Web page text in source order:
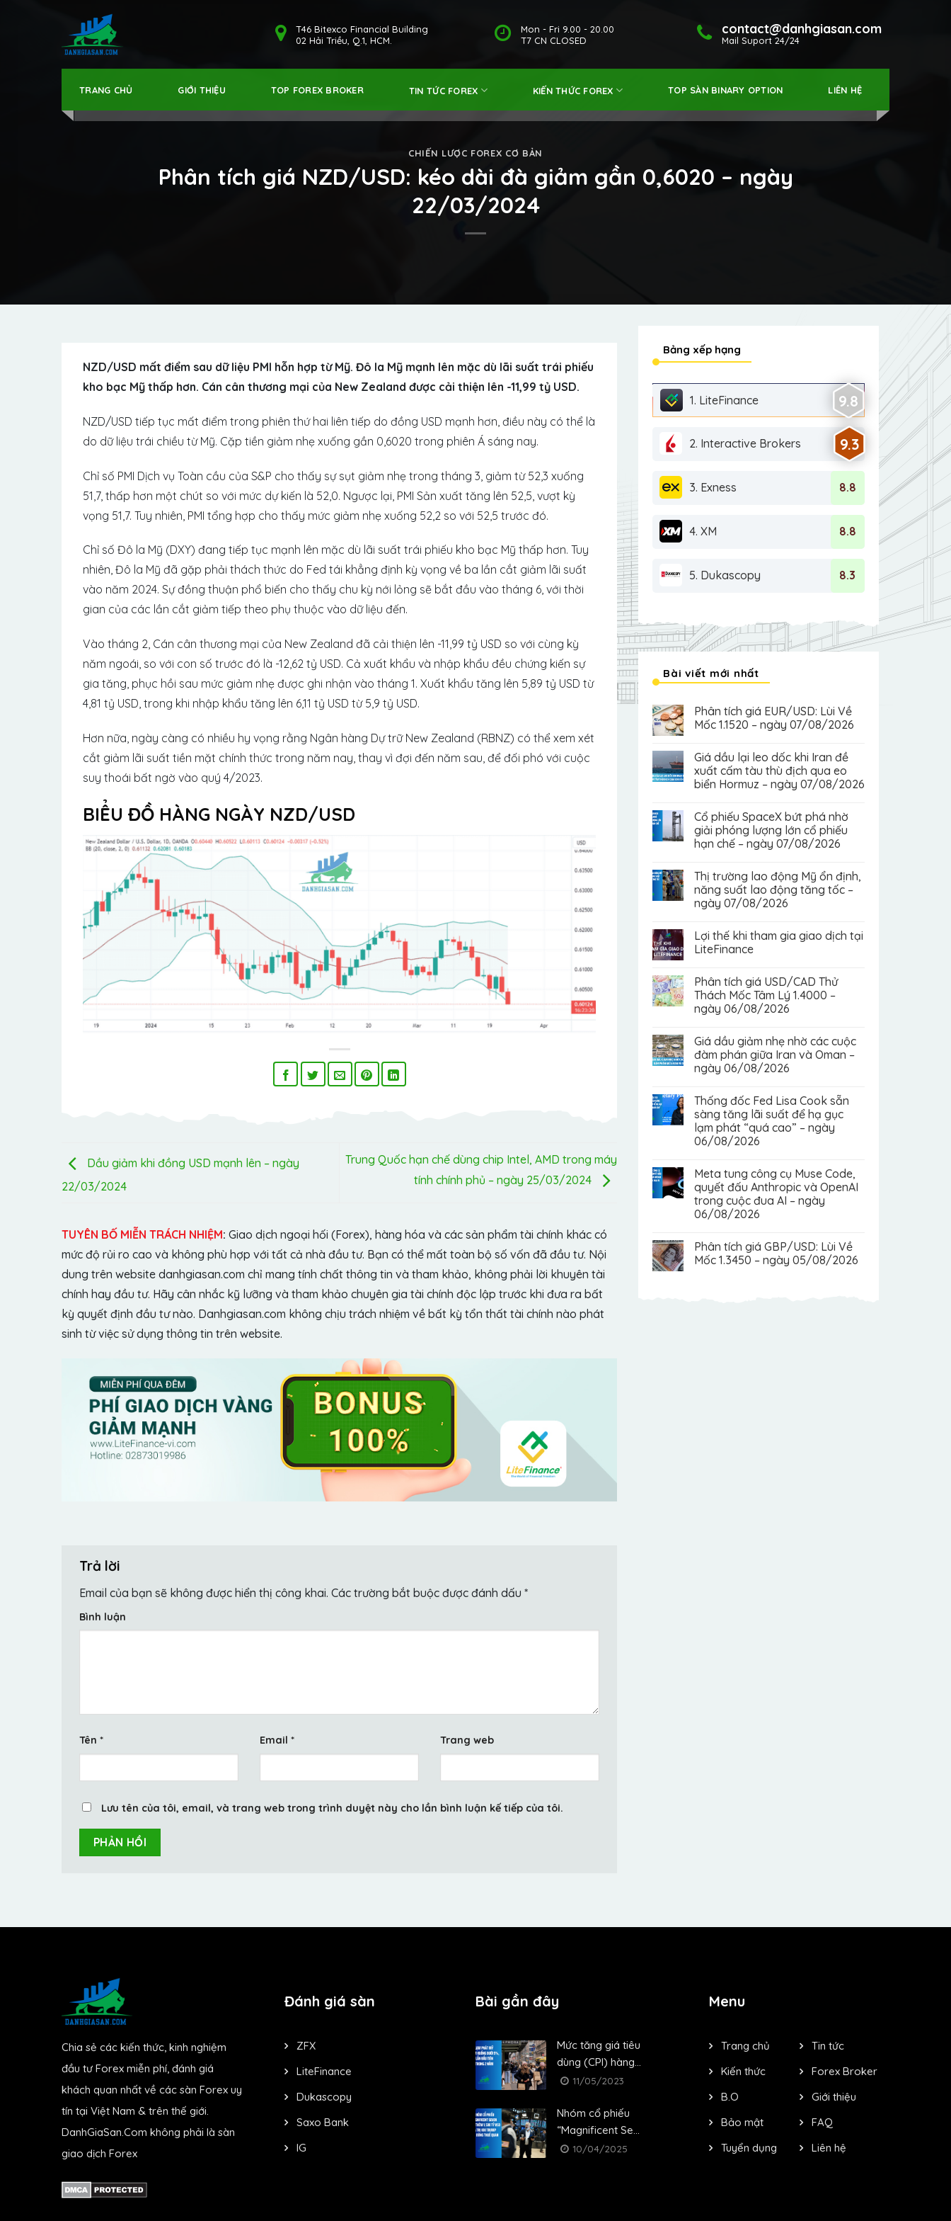
contact@danhgiasan.com
Mail Suport 24/24
Mon - Fri 9.00 - 20.00
T7 CN CLOSED
T46 Bitexco Financial Building
02 Hải Triều, Q.1, HCM.
TRANG CHỦ GIỚI THIỆU TOP FOREX BROKER TIN TỨC FOREX KIẾN THỨC FOREX TOP SÀN BINARY OPTION LIÊN HỆ
CHIẾN LƯỢC FOREX CƠ BẢN
Phân tích giá NZD/USD: kéo dài đà giảm gần 0,6020 – ngày
22/03/2024
NZD/USD mất điểm sau dữ liệu PMI hỗn hợp từ Mỹ. Đô la Mỹ mạnh lên mặc dù lãi suất trái phiếu
kho bạc Mỹ thấp hơn. Cán cân thương mại của New Zealand được cải thiện lên -11,99 tỷ USD.
NZD/USD tiếp tục mất điểm trong phiên thứ hai liên tiếp do đồng USD mạnh hơn, điều này có thể là
do dữ liệu trái chiều từ Mỹ. Cặp tiền giảm nhẹ xuống gần 0,6020 trong phiên Á sáng nay.
Chỉ số PMI Dịch vụ Toàn cầu của S&P cho thấy sự sụt giảm nhẹ trong tháng 3, giảm từ 52,3 xuống
51,7, thấp hơn một chút so với mức dự kiến ​​là 52,0. Ngược lại, PMI Sản xuất tăng lên 52,5, vượt kỳ
vọng 51,7. Tuy nhiên, PMI tổng hợp cho thấy mức giảm nhẹ xuống 52,2 so với 52,5 trước đó.
Chỉ số Đô la Mỹ (DXY) đang tiếp tục mạnh lên mặc dù lãi suất trái phiếu kho bạc Mỹ thấp hơn. Tuy
nhiên, Đô la Mỹ đã gặp phải thách thức do Fed tái khẳng định kỳ vọng về ba lần cắt giảm lãi suất
vào năm 2024. Sự đồng thuận phổ biến cho thấy chu kỳ nới lỏng sẽ bắt đầu vào tháng 6, với thời
gian của các lần cắt giảm tiếp theo phụ thuộc vào dữ liệu đến.
Vào tháng 2, Cán cân thương mại của New Zealand đã cải thiện lên -11,99 tỷ USD so với cùng kỳ
năm ngoái, so với con số trước đó là -12,62 tỷ USD. Cả xuất khẩu và nhập khẩu đều chứng kiến ​​sự
gia tăng, phục hồi sau mức giảm nhẹ được ghi nhận vào tháng 1. Xuất khẩu tăng lên 5,89 tỷ USD từ
4,81 tỷ USD, trong khi nhập khẩu tăng lên 6,11 tỷ USD từ 5,9 tỷ USD.
Hơn nữa, ngày càng có nhiều hy vọng rằng Ngân hàng Dự trữ New Zealand (RBNZ) có thể xem xét
cắt giảm lãi suất tiền mặt chính thức trong năm nay, thay vì đợi đến năm sau, để đối phó với cuộc
suy thoái bất ngờ vào quý 4/2023.
BIỂU ĐỒ HÀNG NGÀY NZD/USD
Dầu giảm khi đồng USD mạnh lên – ngày
22/03/2024
Trung Quốc hạn chế dùng chip Intel, AMD trong máy
tính chính phủ – ngày 25/03/2024
TUYÊN BỐ MIỄN TRÁCH NHIỆM: Giao dịch ngoại hối (Forex), hàng hóa và các sản phẩm tài chính khác có
mức độ rủi ro cao và không phù hợp với tất cả nhà đầu tư. Bạn có thể mất toàn bộ số vốn đã đầu tư. Nội
dung trên website danhgiasan.com chỉ mang tính chất thông tin và tham khảo, không phải lời khuyên tài
chính hay đầu tư. Hãy cân nhắc kỹ lưỡng và tham khảo chuyên gia tài chính độc lập trước khi đưa ra bất
kỳ quyết định đầu tư nào. Danhgiasan.com không chịu trách nhiệm về bất kỳ tổn thất tài chính nào phát
sinh từ việc sử dụng thông tin trên website.
Trả lời
Email của bạn sẽ không được hiển thị công khai. Các trường bắt buộc được đánh dấu *
Bình luận
Tên * Email * Trang web
Lưu tên của tôi, email, và trang web trong trình duyệt này cho lần bình luận kế tiếp của tôi.
Bảng xếp hạng
1. LiteFinance 9.8
2. Interactive Brokers 9.3
3. Exness 8.8
4. XM 8.8
5. Dukascopy 8.3
Bài viết mới nhất
Phân tích giá EUR/USD: Lùi Về
Mốc 1.1520 – ngày 07/08/2026
Giá dầu lại leo dốc khi Iran đề
xuất cấm tàu thù địch qua eo
biển Hormuz – ngày 07/08/2026
Cổ phiếu SpaceX bứt phá nhờ
giải phóng lượng lớn cổ phiếu
hạn chế – ngày 07/08/2026
Thị trường lao động Mỹ ổn định,
năng suất lao động tăng tốc –
ngày 07/08/2026
Lợi thế khi tham gia giao dịch tại
LiteFinance
Phân tích giá USD/CAD Thử
Thách Mốc Tâm Lý 1.4000 –
ngày 06/08/2026
Giá dầu giảm nhẹ nhờ các cuộc
đàm phán giữa Iran và Oman –
ngày 06/08/2026
Thống đốc Fed Lisa Cook sẵn
sàng tăng lãi suất để hạ gục
lạm phát “quá cao” – ngày
06/08/2026
Meta tung công cụ Muse Code,
quyết đấu Anthropic và OpenAI
trong cuộc đua AI – ngày
06/08/2026
Phân tích giá GBP/USD: Lùi Về
Mốc 1.3450 – ngày 05/08/2026
Chia sẻ các kiến thức, kinh nghiệm
đầu tư Forex miễn phí, đánh giá
khách quan nhất về các sàn Forex uy
tín tại Việt Nam & trên thế giới.
DanhGiaSan.Com không phải là sàn
giao dịch Forex
Đánh giá sàn
ZFX
LiteFinance
Dukascopy
Saxo Bank
IG
Bài gần đây
Mức tăng giá tiêu
dùng (CPI) hàng...
11/05/2023
Nhóm cổ phiếu
“Magnificent Se...
10/04/2025
Menu
Trang chủ
Tin tức
Kiến thức
Forex Broker
B.O
Giới thiệu
Bảo mật
FAQ
Tuyển dụng
Liên hệ